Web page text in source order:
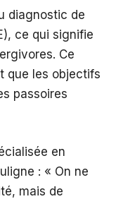
diagnostic de
ce qui signifie
Ce
que les objectifs
passoires
en
: « On ne
mais de